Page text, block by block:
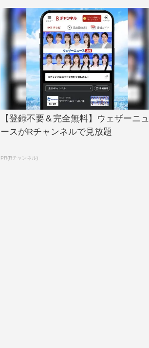
【登録不要＆完全無料】ウェザーニュ
ースがRチャンネルで見放題
PR(Rチャンネル)